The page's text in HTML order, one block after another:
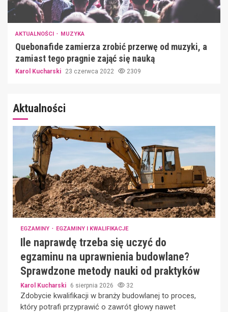
AKTUALNOŚCI MUZYKA
Quebonafide zamierza zrobić przerwę od muzyki, a
zamiast tego pragnie zająć się nauką
Karol Kucharski 23 czerwca 2022 2309
Aktualności
EGZAMINY EGZAMINY I KWALIFIKACJE
Ile naprawdę trzeba się uczyć do
egzaminu na uprawnienia budowlane?
Sprawdzone metody nauki od praktyków
Karol Kucharski 6 sierpnia 2026 32
Zdobycie kwalifikacji w branży budowlanej to proces,
który potrafi przyprawić o zawrót głowy nawet